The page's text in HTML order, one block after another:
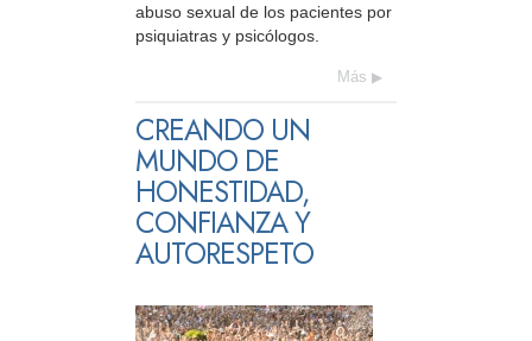
abuso sexual de los pacientes por
psiquiatras y psicólogos.
Más
CREANDO UN
MUNDO DE
HONESTIDAD,
CONFIANZA Y
AUTORESPETO